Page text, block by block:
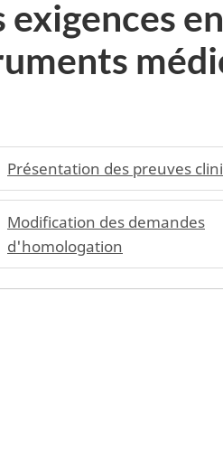
Présentation des preuves
Modification des demandes
d'homologation